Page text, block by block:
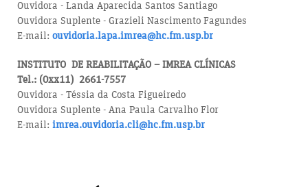
Ouvidora - Landa Aparecida Santos Santiago
Ouvidora Suplente - Grazieli Nascimento Fagundes
E-mail: ouvidoria.lapa.imrea@hc.fm.usp.br
INSTITUTO DE REABILITAÇÃO – IMREA CLÍNICAS
Tel.: (0xx11) 2661-7557
Ouvidora - Téssia da Costa Figueiredo
Ouvidora Suplente - Ana Paula Carvalho Flor
E-mail: imrea.ouvidoria.cli@hc.fm.usp.br